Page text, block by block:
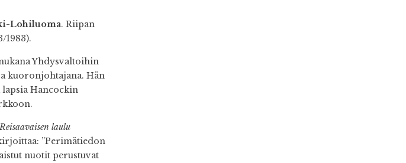
Lohiluoma. Riipan
1983).
Yhdysvaltoihin
kuoronjohtajana. Hän
lapsia Hancockin
Reisaavaisen laulu
”Perimätiedon
nuotit perustuvat